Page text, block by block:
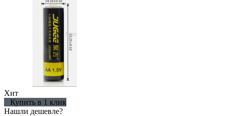
Хит
Купить в 1 клик
Нашли дешевле?